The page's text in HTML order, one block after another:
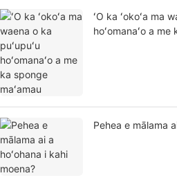
ʻO ka ʻokoʻa ma
hoʻomanaʻo a me
Pehea e mālama